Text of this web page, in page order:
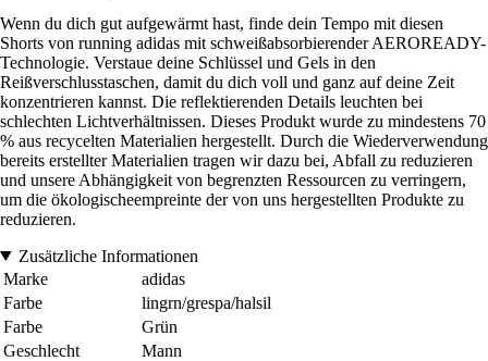
Wenn du dich gut aufgewärmt hast, finde dein Tempo mit diesen
Shorts von running adidas mit schweißabsorbierender AEROREADY-
Technologie. Verstaue deine Schlüssel und Gels in den
Reißverschlusstaschen, damit du dich voll und ganz auf deine Zeit
konzentrieren kannst. Die reflektierenden Details leuchten bei
schlechten Lichtverhältnissen. Dieses Produkt wurde zu mindestens 70
% aus recycelten Materialien hergestellt. Durch die Wiederverwendung
bereits erstellter Materialien tragen wir dazu bei, Abfall zu reduzieren
und unsere Abhängigkeit von begrenzten Ressourcen zu verringern,
um die ökologischeempreinte der von uns hergestellten Produkte zu
reduzieren.
Zusätzliche Informationen
Marke
adidas
Farbe
lingrn/grespa/halsil
Farbe
Grün
Geschlecht
Mann